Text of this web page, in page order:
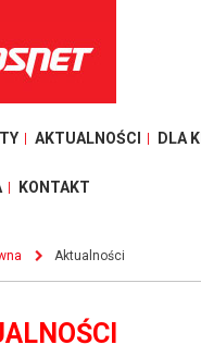
AKTUALNOŚCI DLA
KONTAKT
Aktualności